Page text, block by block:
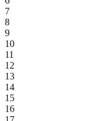
7
8
9
10
11
12
13
14
15
16